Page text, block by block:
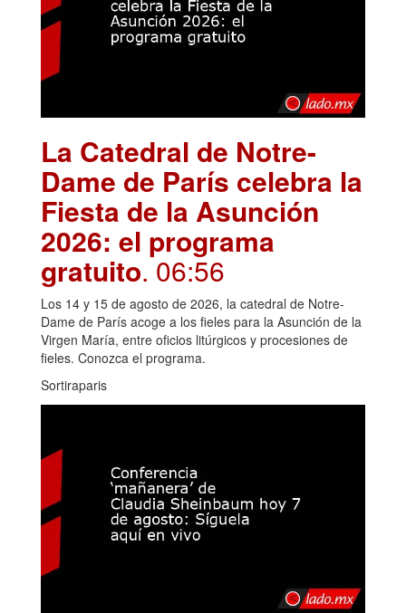
La Catedral de Notre-
Dame de París celebra la
Fiesta de la Asunción
2026: el programa
gratuito. 06:56
Los 14 y 15 de agosto de 2026, la catedral de Notre-
Dame de París acoge a los fieles para la Asunción de la
Virgen María, entre oficios litúrgicos y procesiones de
fieles. Conozca el programa.
Sortiraparis